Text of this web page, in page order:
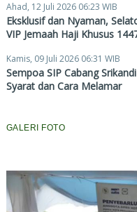
Ahad, 12 Juli 2026 06:23 WIB
Eksklusif dan Nyaman,
VIP Jemaah Haji Khusus
Kamis, 09 Juli 2026 06:31 WIB
Sempoa SIP Cabang
Syarat dan Cara Melamar
GALERI FOTO